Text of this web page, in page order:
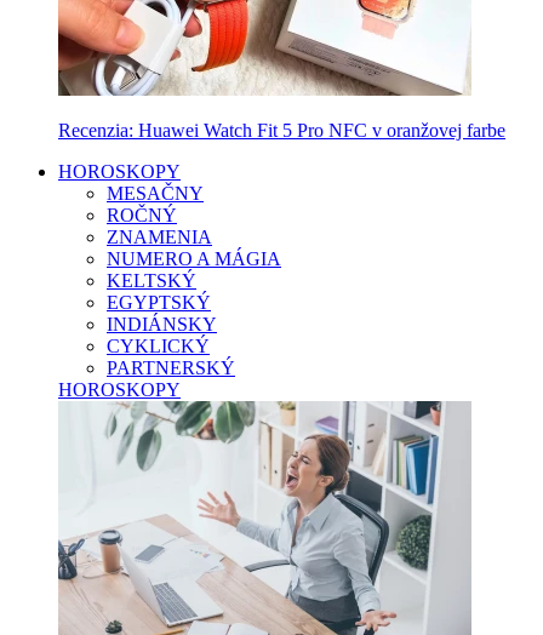
Recenzia: Huawei Watch Fit 5 Pro NFC v oranžovej farbe
HOROSKOPY
MESAČNY
ROČNÝ
ZNAMENIA
NUMERO A MÁGIA
KELTSKÝ
EGYPTSKÝ
INDIÁNSKY
CYKLICKÝ
PARTNERSKÝ
HOROSKOPY